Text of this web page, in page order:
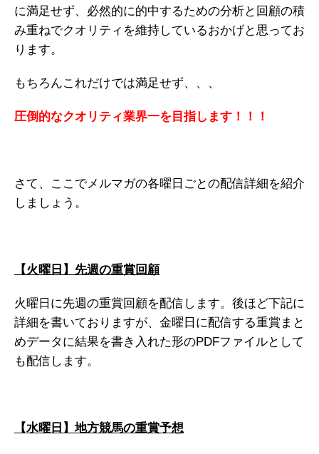
に満足せず、必然的に的中するための分析と回顧の積
み重ねでクオリティを維持しているおかげと思ってお
ります。
もちろんこれだけでは満足せず、、、
圧倒的なクオリティ業界一を目指します！！！
さて、ここでメルマガの各曜日ごとの配信詳細を紹介
しましょう。
【火曜日】先週の重賞回顧
火曜日に先週の重賞回顧を配信します。後ほど下記に
詳細を書いておりますが、金曜日に配信する重賞まと
めデータに結果を書き入れた形のPDFファイルとして
も配信します。
【水曜日】地方競馬の重賞予想